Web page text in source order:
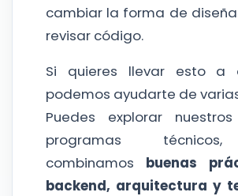
cambiar la forma de
revisar código.
Si quieres llevar esto a
podemos ayudarte de
Puedes explorar
programas
combinamos buenas
backend, arquitectura y